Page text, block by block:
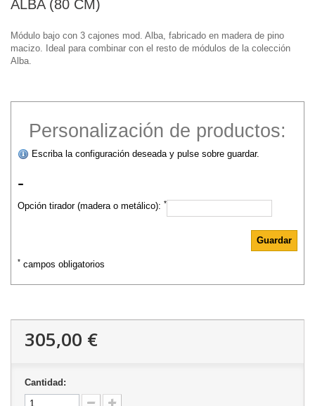
ALBA (80 CM)
Módulo bajo con 3 cajones mod. Alba, fabricado en madera de pino
macizo. Ideal para combinar con el resto de módulos de la colección
Alba.
Personalización de productos:
Escriba la configuración deseada y pulse sobre guardar.
-
Opción tirador (madera o metálico):*
* campos obligatorios
305,00 €
Cantidad: